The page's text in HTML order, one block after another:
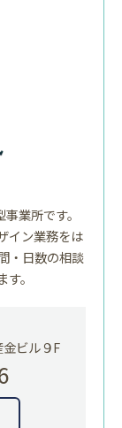
業所です。
イン業務をは
・日数の相談
。
ビル９F